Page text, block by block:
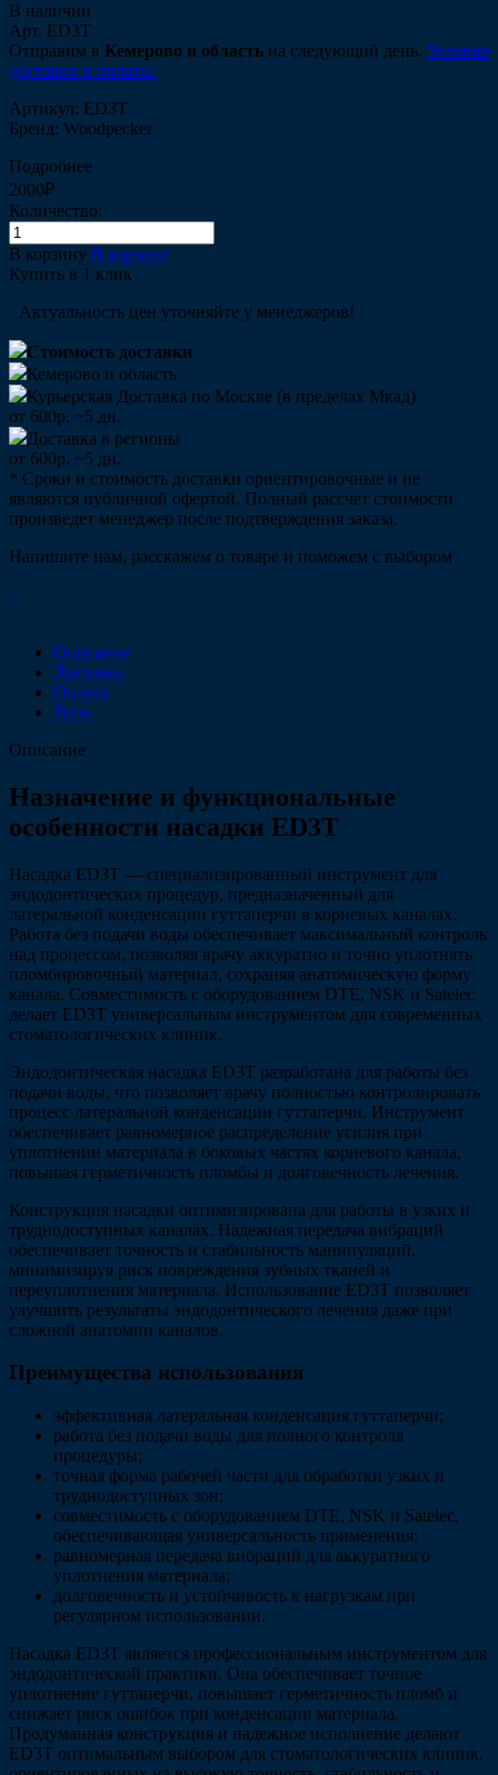
В наличии
Арт. ED3T
Отправим в Кемерово и область на следующий день. Условия
доставки и оплаты.
Артикул: ED3T
Бренд: Woodpecker
Подробнее
2000₽
Количество:
В корзину В корзине
Купить в 1 клик
Актуальность цен уточняйте у менеджеров!
Стоимость доставки
Кемерово и область
Курьерская Доставка по Москве (в пределах Мкад)
от 600р. ~5 дн.
Доставка в регионы
от 600р. ~5 дн.
* Сроки и стоимость доставки ориентировочные и не
являются публичной офертой. Полный рассчет стоимости
произведет менеджер после подтверждения заказа.
Напишите нам, расскажем о товаре и поможем с выбором
Описание
Доставка
Оплата
Теги
Описание
Назначение и функциональные
особенности насадки ED3T
Насадка ED3T — специализированный инструмент для
эндодонтических процедур, предназначенный для
латеральной конденсации гуттаперчи в корневых каналах.
Работа без подачи воды обеспечивает максимальный контроль
над процессом, позволяя врачу аккуратно и точно уплотнять
пломбировочный материал, сохраняя анатомическую форму
канала. Совместимость с оборудованием DTE, NSK и Satelec
делает ED3T универсальным инструментом для современных
стоматологических клиник.
Эндодонтическая насадка ED3T разработана для работы без
подачи воды, что позволяет врачу полностью контролировать
процесс латеральной конденсации гуттаперчи. Инструмент
обеспечивает равномерное распределение усилия при
уплотнении материала в боковых частях корневого канала,
повышая герметичность пломбы и долговечность лечения.
Конструкция насадки оптимизирована для работы в узких и
труднодоступных каналах. Надежная передача вибраций
обеспечивает точность и стабильность манипуляций,
минимизируя риск повреждения зубных тканей и
переуплотнения материала. Использование ED3T позволяет
улучшить результаты эндодонтического лечения даже при
сложной анатомии каналов.
Преимущества использования
эффективная латеральная конденсация гуттаперчи;
работа без подачи воды для полного контроля
процедуры;
точная форма рабочей части для обработки узких и
труднодоступных зон;
совместимость с оборудованием DTE, NSK и Satelec,
обеспечивающая универсальность применения;
равномерная передача вибраций для аккуратного
уплотнения материала;
долговечность и устойчивость к нагрузкам при
регулярном использовании.
Насадка ED3T является профессиональным инструментом для
эндодонтической практики. Она обеспечивает точное
уплотнение гуттаперчи, повышает герметичность пломб и
снижает риск ошибок при конденсации материала.
Продуманная конструкция и надежное исполнение делают
ED3T оптимальным выбором для стоматологических клиник,